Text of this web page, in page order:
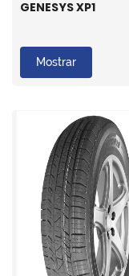
GENESYS XP1
Mostrar